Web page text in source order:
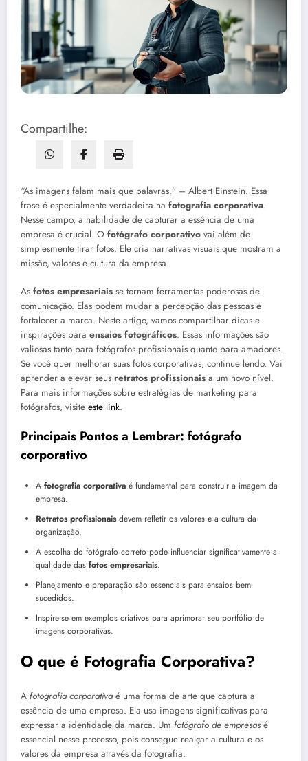
Compartilhe:
“As imagens falam mais que palavras.” – Albert Einstein. Essa
frase é especialmente verdadeira na fotografia corporativa.
Nesse campo, a habilidade de capturar a essência de uma
empresa é crucial. O fotógrafo corporativo vai além de
simplesmente tirar fotos. Ele cria narrativas visuais que mostram a
missão, valores e cultura da empresa.
As fotos empresariais se tornam ferramentas poderosas de
comunicação. Elas podem mudar a percepção das pessoas e
fortalecer a marca. Neste artigo, vamos compartilhar dicas e
inspirações para ensaios fotográficos. Essas informações são
valiosas tanto para fotógrafos profissionais quanto para amadores.
Se você quer melhorar suas fotos corporativas, continue lendo. Vai
aprender a elevar seus retratos profissionais a um novo nível.
Para mais informações sobre estratégias de marketing para
fotógrafos, visite este link.
Principais Pontos a Lembrar: fotógrafo
corporativo
A fotografia corporativa é fundamental para construir a imagem da
empresa.
Retratos profissionaisdevem refletir os valores e a cultura da
organização.
A escolha do fotógrafo correto pode influenciar significativamente a
qualidade das fotos empresariais.
Planejamento e preparação são essenciais para ensaios bem-
sucedidos.
Inspire-se em exemplos criativos para aprimorar seu portfólio de
imagens corporativas.
O que é Fotografia Corporativa?
A fotografia corporativaé uma forma de arte que captura a
essência de uma empresa. Ela usa imagens significativas para
expressar a identidade da marca. Um fotógrafo de empresas é
essencial nesse processo, pois consegue realçar a cultura e os
valores da empresa através da fotografia.